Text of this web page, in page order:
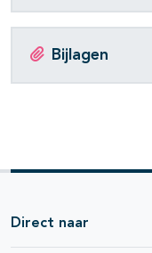
Bijlagen
Direct naar